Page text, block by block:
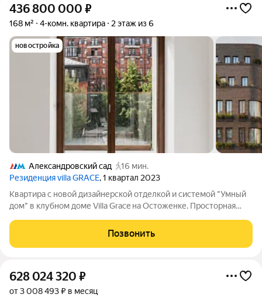
436 800 000 ₽
168 м² 4-комн. квартира 2 этаж из 6
новостройка
Александровский сад
16 мин.
Резиденция villa GRACE, 1 квартал 2023
Квартира с новой дизайнерской отделкой и системой "Умный
дом" в клубном доме Villa Grace на Остоженке. Просторная
отделочных работ в июле. Планировка включает холл,
объединённую кухню-гостиную с 4
Позвонить
628 024 320 ₽
от 3 008 493 ₽ в месяц